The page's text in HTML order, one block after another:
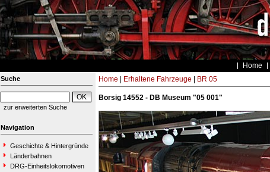
Home
Suche
zur erweiterten Suche
Navigation
Geschichte & Hintergründe
Länderbahnen
DRG-Einheitslokomotiven
Home Erhaltene Fahrzeuge BR 05
Borsig 14552 - DB Museum "05 001"